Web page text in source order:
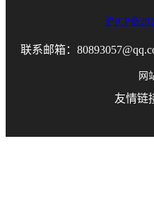
沪ICP备
联系邮箱：
网
友情链